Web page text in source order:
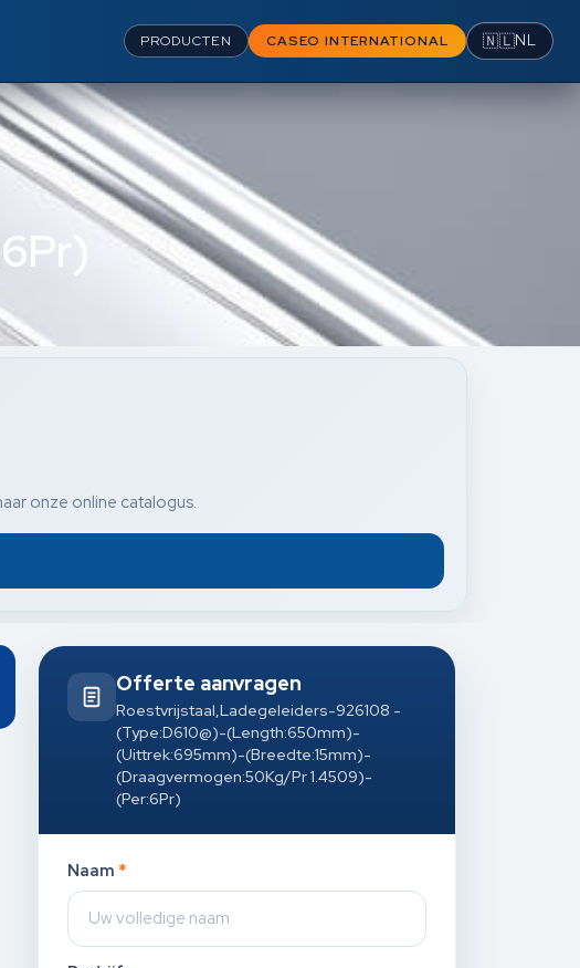
PRODUCTEN CASEO INTERNATIONAL 🇳🇱NL
onze online catalogus.
Offerte aanvragen
Roestvrijstaal,Ladegeleiders-926108 -
(Type:D610@)-(Length:650mm)-
(Uittrek:695mm)-(Breedte:15mm)-
(Draagvermogen:50Kg/Pr 1.4509)-
(Per:6Pr)
Naam *